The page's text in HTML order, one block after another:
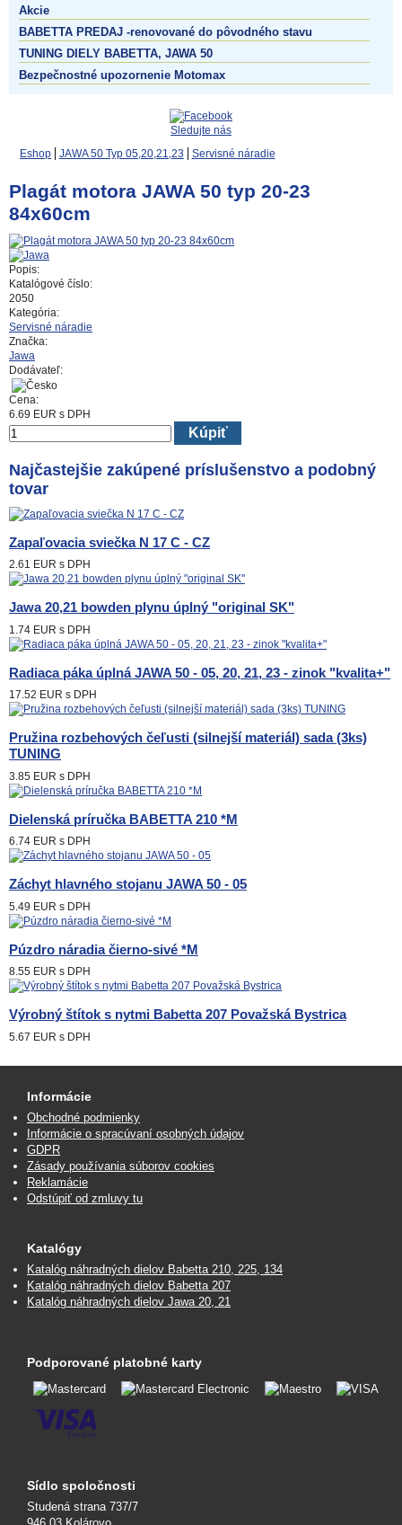
Akcie
BABETTA PREDAJ -renovované do pôvodného stavu
TUNING DIELY BABETTA, JAWA 50
Bezpečnostné upozornenie Motomax
Sledujte nás
Eshop
JAWA 50 Typ 05,20,21,23 Servisné náradie
Plagát motora JAWA 50 typ 20-23
84x60cm
Popis:
Katalógové číslo:
2050
Kategória:
Servisné náradie
Značka:
Jawa
Dodávateľ:
Cena:
6.69 EUR s DPH
Kúpiť
Najčastejšie zakúpené príslušenstvo a podobný
tovar
Zapaľovacia sviečka N 17 C - CZ
2.61 EUR s DPH
Jawa 20,21 bowden plynu úplný "original SK"
1.74 EUR s DPH
Radiaca páka úplná JAWA 50 - 05, 20, 21, 23 - zinok "kvalita+"
17.52 EUR s DPH
Pružina rozbehových čeľusti (silnejší materiál) sada (3ks)
TUNING
3.85 EUR s DPH
Dielenská príručka BABETTA 210 *M
6.74 EUR s DPH
Záchyt hlavného stojanu JAWA 50 - 05
5.49 EUR s DPH
Púzdro náradia čierno-sivé *M
8.55 EUR s DPH
Výrobný štítok s nytmi Babetta 207 Považská Bystrica
5.67 EUR s DPH
Informácie
Obchodné podmienky
Informácie o spracúvaní osobných údajov
GDPR
Zásady používania súborov cookies
Reklamácie
Odstúpiť od zmluvy tu
Katalógy
Katalóg náhradných dielov Babetta 210, 225, 134
Katalóg náhradných dielov Babetta 207
Katalóg náhradných dielov Jawa 20, 21
Podporované platobné karty
Sídlo spoločnosti
Studená strana 737/7